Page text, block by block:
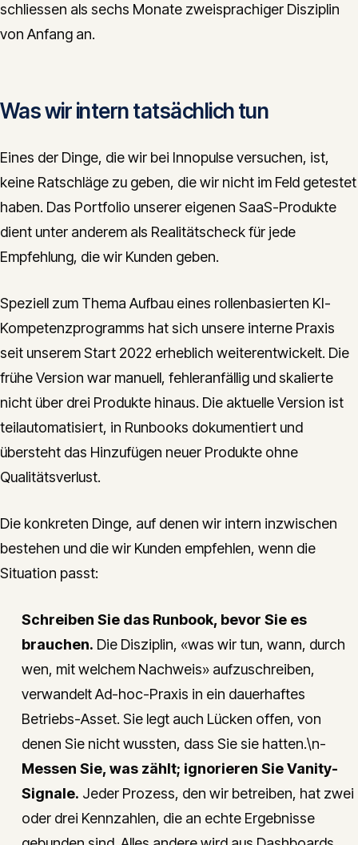
schliessen als sechs Monate zweisprachiger Disziplin
von Anfang an.
Was wir intern tatsächlich tun
Eines der Dinge, die wir bei Innopulse versuchen, ist,
keine Ratschläge zu geben, die wir nicht im Feld getestet
haben. Das Portfolio unserer eigenen SaaS-Produkte
dient unter anderem als Realitätscheck für jede
Empfehlung, die wir Kunden geben.
Speziell zum Thema Aufbau eines rollenbasierten KI-
Kompetenzprogramms hat sich unsere interne Praxis
seit unserem Start 2022 erheblich weiterentwickelt. Die
frühe Version war manuell, fehleranfällig und skalierte
nicht über drei Produkte hinaus. Die aktuelle Version ist
teilautomatisiert, in Runbooks dokumentiert und
übersteht das Hinzufügen neuer Produkte ohne
Qualitätsverlust.
Die konkreten Dinge, auf denen wir intern inzwischen
bestehen und die wir Kunden empfehlen, wenn die
Situation passt:
Schreiben Sie das Runbook, bevor Sie es
brauchen. Die Disziplin, «was wir tun, wann, durch
wen, mit welchem Nachweis» aufzuschreiben,
verwandelt Ad-hoc-Praxis in ein dauerhaftes
Betriebs-Asset. Sie legt auch Lücken offen, von
denen Sie nicht wussten, dass Sie sie hatten.\n-
Messen Sie, was zählt; ignorieren Sie Vanity-
Signale. Jeder Prozess, den wir betreiben, hat zwei
oder drei Kennzahlen, die an echte Ergebnisse